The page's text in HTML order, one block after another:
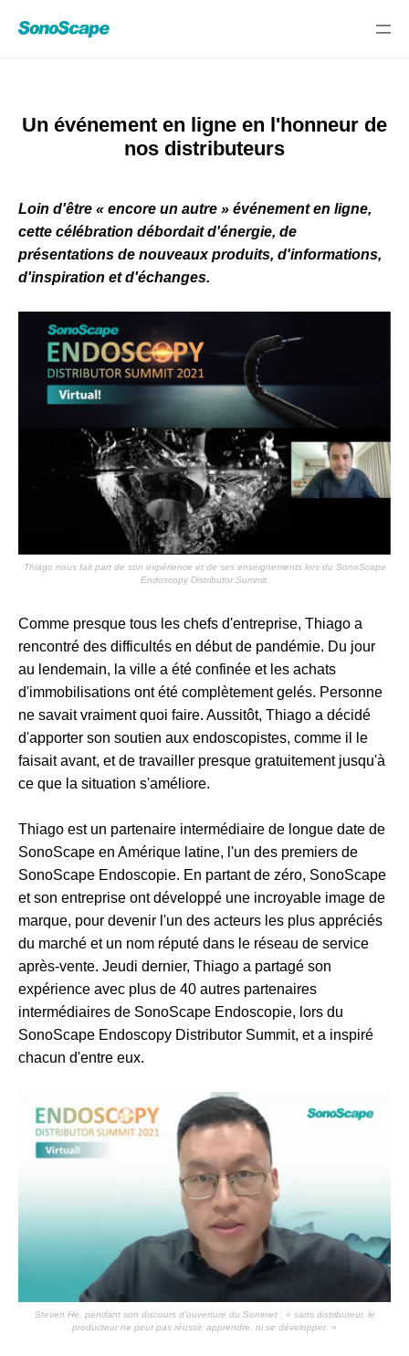
Select Language
Un événement en ligne en l'honneur de
nos distributeurs
Loin d'être « encore un autre » événement en ligne,
cette célébration débordait d'énergie, de
présentations de nouveaux produits, d'informations,
d'inspiration et d'échanges.
Thiago nous fait part de son expérience et de ses enseignements lors du SonoScape
Endoscopy Distributor Summit.
Comme presque tous les chefs d'entreprise, Thiago a
rencontré des difficultés en début de pandémie. Du jour
au lendemain, la ville a été confinée et les achats
d'immobilisations ont été complètement gelés. Personne
ne savait vraiment quoi faire. Aussitôt, Thiago a décidé
d'apporter son soutien aux endoscopistes, comme il le
faisait avant, et de travailler presque gratuitement jusqu'à
ce que la situation s'améliore.
Thiago est un partenaire intermédiaire de longue date de
SonoScape en Amérique latine, l'un des premiers de
SonoScape Endoscopie. En partant de zéro, SonoScape
et son entreprise ont développé une incroyable image de
marque, pour devenir l'un des acteurs les plus appréciés
du marché et un nom réputé dans le réseau de service
après-vente. Jeudi dernier, Thiago a partagé son
expérience avec plus de 40 autres partenaires
intermédiaires de SonoScape Endoscopie, lors du
SonoScape Endoscopy Distributor Summit, et a inspiré
chacun d'entre eux.
Steven He, pendant son discours d'ouverture du Sommet : « sans distributeur, le
producteur ne peut pas réussir, apprendre, ni se développer. »